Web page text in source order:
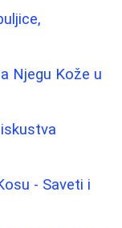
Njegu Kože u
- Saveti i